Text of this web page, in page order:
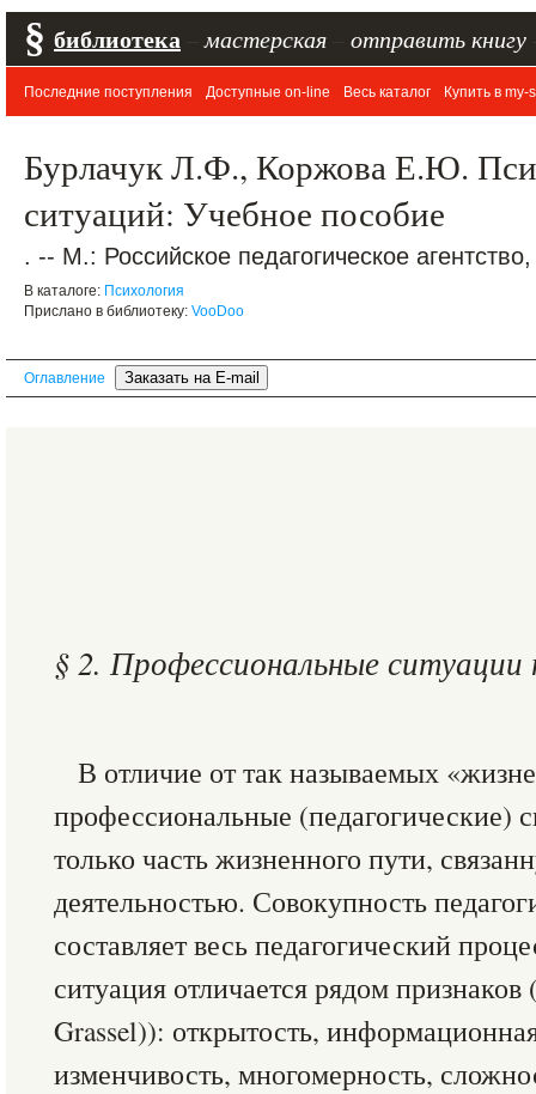
§ библиотека мастерская отправить книгу
Последние поступления Доступные on-line Весь каталог Купить в my-
Бурлачук Л.Ф., Коржова Е.Ю.
ситуаций: Учебное пособие
. -- М.: Российское педагогическое
В каталоге: Психология
Прислано в библиотеку: VooDoo
Оглавление
§ 2. Профессиональные ситуации
В отличие от так называемых
профессиональные (педагогические)
только часть жизненного пути,
деятельностью. Совокупность
составляет весь педагогический
ситуация отличается рядом
Grassel)): открытость,
изменчивость, многомерность,